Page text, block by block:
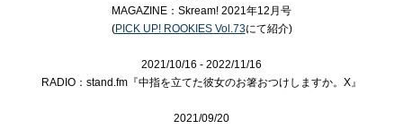
MAGAZINE：Skream! 2021年12月号
(PICK UP! ROOKIES Vol.73にて紹介)
2021/10/16 - 2022/11/16
RADIO：stand.fm『中指を立てた彼女のお箸おつけしますか。X』
2021/09/20